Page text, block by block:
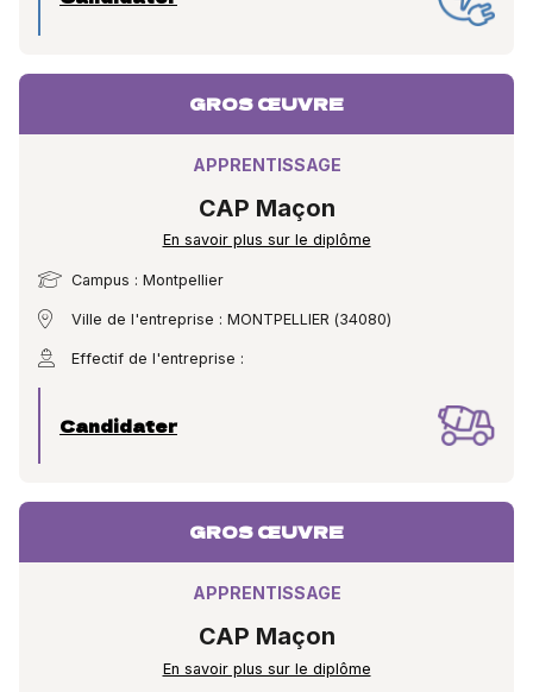
GROS ŒUVRE
APPRENTISSAGE
CAP Maçon
En savoir plus sur le diplôme
Campus : Montpellier
Ville de l'entreprise : MONTPELLIER (34080)
Effectif de l'entreprise :
Candidater
GROS ŒUVRE
APPRENTISSAGE
CAP Maçon
En savoir plus sur le diplôme